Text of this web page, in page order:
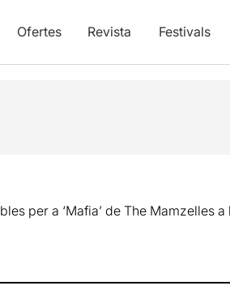
Ofertes Revista Festivals
per a ‘Mafia’ de The Mamzelles a